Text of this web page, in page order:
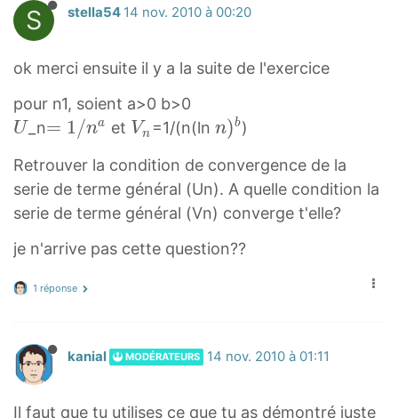
S stella54 14 nov. 2010 à 00:20
ok merci ensuite il y a la suite de l'exercice
pour n1, soient a>0 b>0
U
U _n=
/
n
a
=
/
a
= 1/na et V
V
_
n
Vn =1/(n(lnn
b
n
)
^
n)b)
Retrouver la condition de convergence de la
serie de terme général (Un). A quelle condition la
serie de terme général (Vn) converge t'elle?
je n'arrive pas cette question??
1 réponse
kanial MODÉRATEURS 14 nov. 2010 à 01:11
Il faut que tu utilises ce que tu as démontré juste